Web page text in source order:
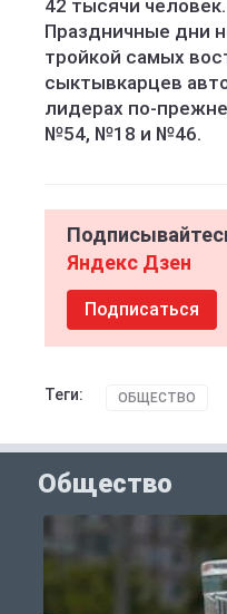
42 тысячи человек.
Праздничные дни
тройкой самых
сыктывкарцев
лидерах по-
№54, №18 и №46.
Яндекс Дзен
Подписаться
Теги: ОБЩЕСТВО
Общество